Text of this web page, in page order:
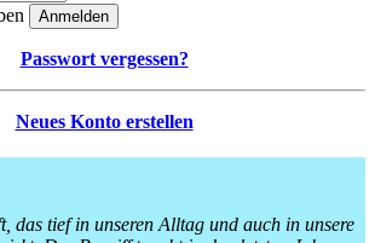
Anmelden
Passwort vergessen?
Neues Konto erstellen
das tief in unseren Alltag und auch in unsere